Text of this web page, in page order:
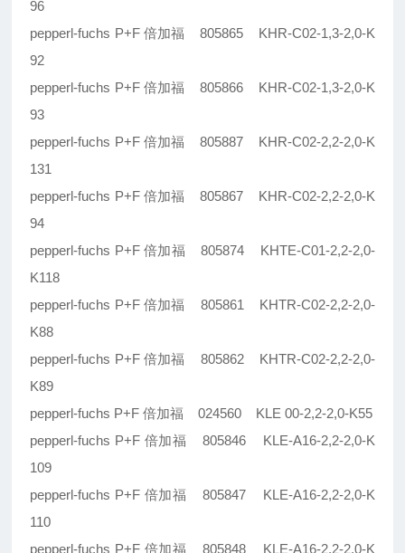
96
pepperl-fuchs P+F 倍加福 805865 KHR-C02-1,3-2,0-K
92
pepperl-fuchs P+F 倍加福 805866 KHR-C02-1,3-2,0-K
93
pepperl-fuchs P+F 倍加福 805887 KHR-C02-2,2-2,0-K
131
pepperl-fuchs P+F 倍加福 805867 KHR-C02-2,2-2,0-K
94
pepperl-fuchs P+F 倍加福 805874 KHTE-C01-2,2-2,0-
K118
pepperl-fuchs P+F 倍加福 805861 KHTR-C02-2,2-2,0-
K88
pepperl-fuchs P+F 倍加福 805862 KHTR-C02-2,2-2,0-
K89
pepperl-fuchs P+F 倍加福 024560 KLE 00-2,2-2,0-K55
pepperl-fuchs P+F 倍加福 805846 KLE-A16-2,2-2,0-K
109
pepperl-fuchs P+F 倍加福 805847 KLE-A16-2,2-2,0-K
110
pepperl-fuchs P+F 倍加福 805848 KLE-A16-2,2-2,0-K